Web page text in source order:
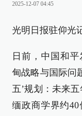
2025-12-07 04:45
光明日报驻仰光
日前，中国和
甸战略与国际问
五’规划：未来
缅政商学界约